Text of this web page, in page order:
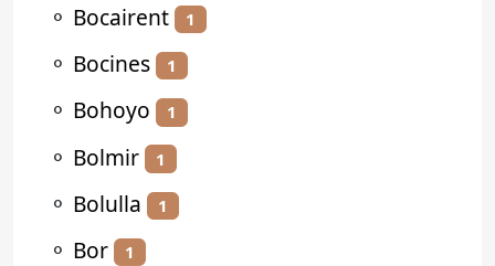
⚬ Bocairent 1
⚬ Bocines 1
⚬ Bohoyo 1
⚬ Bolmir 1
⚬ Bolulla 1
⚬ Bor 1